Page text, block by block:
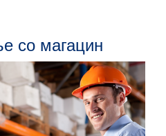
со магацин